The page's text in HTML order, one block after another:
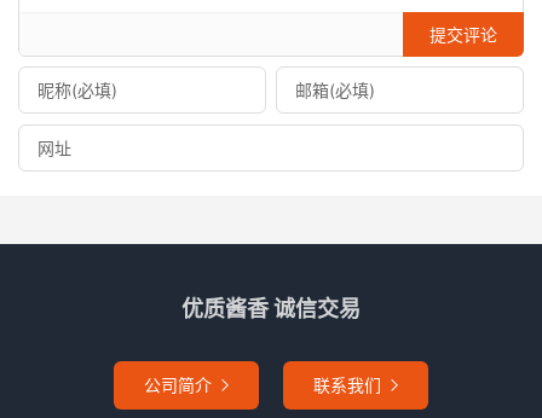
提交评论
优质酱香 诚信交易
公司简介  联系我们 